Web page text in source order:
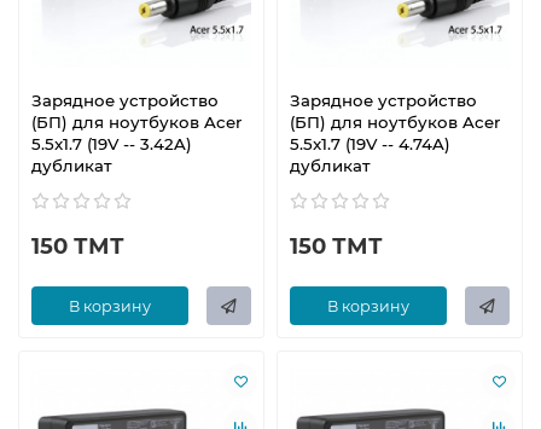
Зарядное устройство
(БП) для ноутбуков Acer
5.5x1.7 (19V -- 3.42A)
дубликат
150 ТМТ
В корзину
Зарядное устройство
(БП) для ноутбуков Acer
5.5x1.7 (19V -- 4.74A)
дубликат
150 ТМТ
В корзину